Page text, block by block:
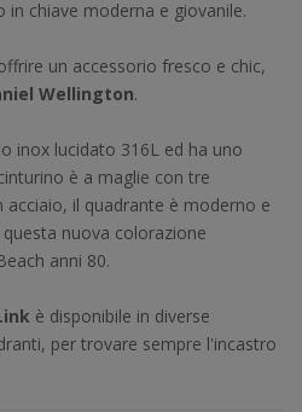
in chiave moderna e giovanile.
un accessorio fresco e chic,
Wellington.
inox lucidato 316L ed ha uno
è a maglie con tre
il quadrante è moderno e
nuova colorazione
anni 80.
è disponibile in diverse
per trovare sempre l'incastro